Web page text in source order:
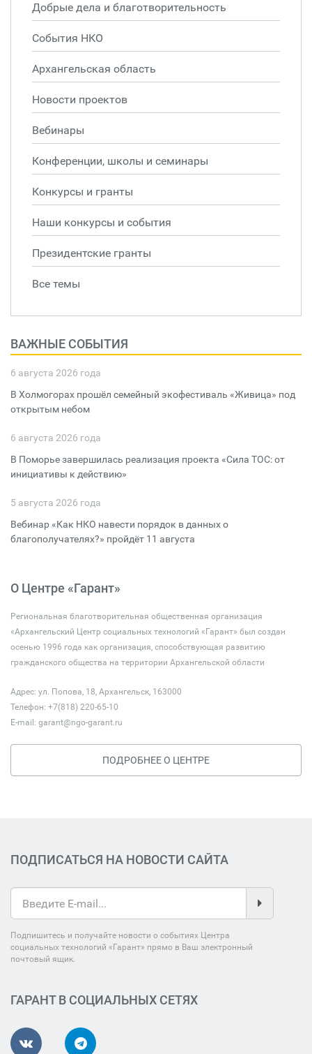
Добрые дела и благотворительность
События НКО
Архангельская область
Новости проектов
Вебинары
Конференции, школы и семинары
Конкурсы и гранты
Наши конкурсы и события
Президентские гранты
Все темы
ВАЖНЫЕ СОБЫТИЯ
6 августа 2026 года
В Холмогорах прошёл семейный экофестиваль «Живица» под
открытым небом
6 августа 2026 года
В Поморье завершилась реализация проекта «Сила ТОС: от
инициативы к действию»
5 августа 2026 года
Вебинар «Как НКО навести порядок в данных о
благополучателях?» пройдёт 11 августа
О Центре «Гарант»
Региональная благотворительная общественная организация
«Архангельский Центр социальных технологий «Гарант» был создан
осенью 1996 года как организация, способствующая развитию
гражданского общества на территории Архангельской области
Адрес: ул. Попова, 18, Архангельск, 163000
Телефон: +7(818) 220-65-10
E-mail: garant@ngo-garant.ru
ПОДРОБНЕЕ О ЦЕНТРЕ
ПОДПИСАТЬСЯ НА НОВОСТИ САЙТА
Подпишитесь и получайте новости о событиях Центра
социальных технологий «Гарант» прямо в Ваш электронный
почтовый ящик.
ГАРАНТ В СОЦИАЛЬНЫХ СЕТЯХ